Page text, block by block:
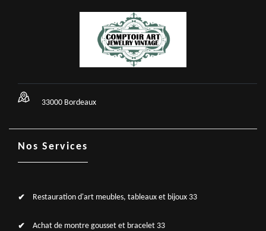
33000 Bordeaux
Nos Services
Restauration d'art meubles, tableaux et bijoux 33
Achat de montre gousset et bracelet 33